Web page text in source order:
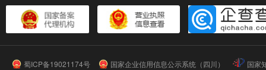
蜀ICP备19021174号 国家企业信用信息公示系统（四川）
国家